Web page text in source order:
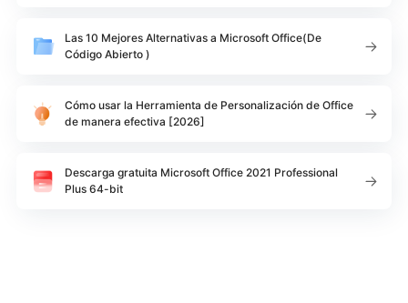
Las 10 Mejores Alternativas a Microsoft Office(De
Código Abierto )
Cómo usar la Herramienta de Personalización de Office
de manera efectiva [2026]
Descarga gratuita Microsoft Office 2021 Professional
Plus 64-bit